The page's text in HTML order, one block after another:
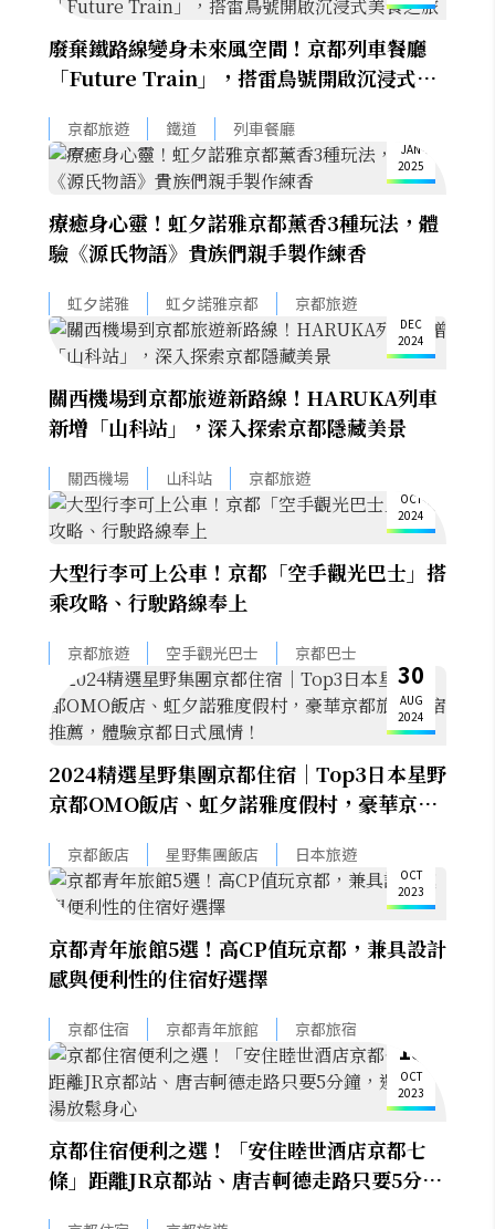
廢棄鐵路線變身未來風空間！京都列車餐廳
「Future Train」，搭雷鳥號開啟沉浸式美
京都旅遊 鐵道 列車餐廳
JAN
2025
療癒身心靈！虹夕諾雅京都薰香3種玩法，體
驗《源氏物語》貴族們親手製作練香
虹夕諾雅 虹夕諾雅京都 京都旅遊
DEC
2024
關西機場到京都旅遊新路線！HARUKA列車
新增「山科站」，深入探索京都隱藏美景
關西機場 山科站 京都旅遊
OCT
2024
大型行李可上公車！京都「空手觀光巴士」搭
乘攻略、行駛路線奉上
京都旅遊 空手觀光巴士 京都巴士
30
AUG
2024
2024精選星野集團京都住宿｜Top3日本星野
京都OMO飯店、虹夕諾雅度假村，豪華京都
京都飯店 星野集團飯店 日本旅遊
OCT
2023
京都青年旅館5選！高CP值玩京都，兼具設計
感與便利性的住宿好選擇
京都住宿 京都青年旅館 京都旅宿
18
OCT
2023
京都住宿便利之選！「安住睦世酒店京都七
條」距離JR京都站、唐吉軻德走路只要5分